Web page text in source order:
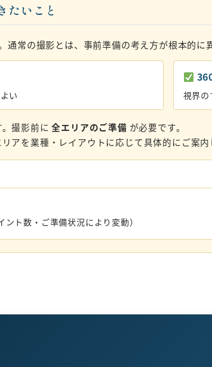
たいこと
常の撮影とは、事前準備の考え方が根本的に異
い 視界の
。撮影前に全エリアのご準備 が必要です。
アを業種・レイアウトに応じて具体的にご案内
ト数・ご準備状況により変動）